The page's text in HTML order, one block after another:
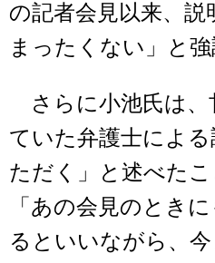
の記者会見以来、説
まったくない」と強
さらに小池氏は、
ていた弁護士によ
ただく」と述べたこ
「あの会見のとき
るといいながら、